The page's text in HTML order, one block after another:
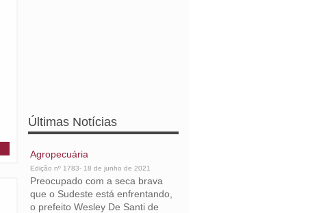
Últimas Notícias
Agropecuária
Edição nº 1783- 18 de junho de 2021
Preocupado com a seca brava
que o Sudeste está enfrentando,
o prefeito Wesley De Santi de